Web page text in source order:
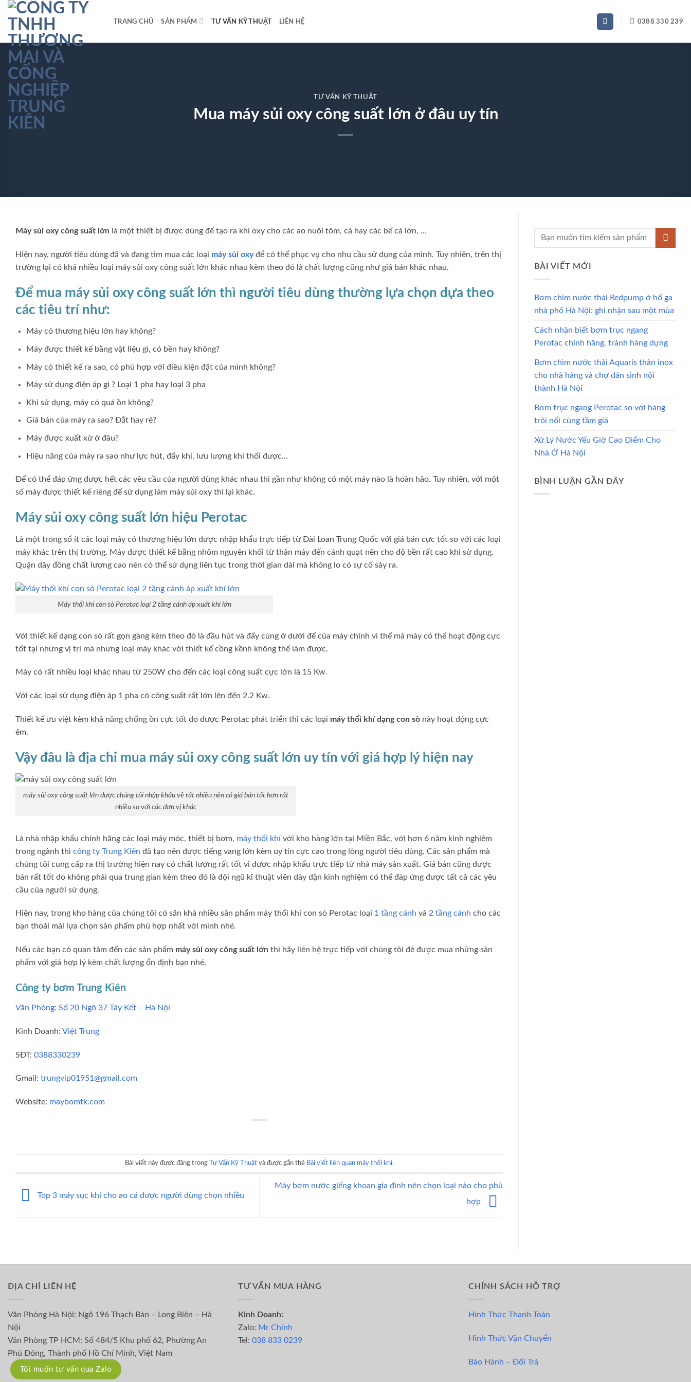
Bỏ
qua
dung
TRANG CHỦ SẢN PHẨM TƯ VẤN KỸ THUẬT LIÊN HỆ 0388 330 239
TƯ VẤN KỸ THUẬT
Mua máy sủi oxy công suất lớn ở đâu uy tín
Máy sủi oxy công suất lớn là một thiết bị được dùng để tạo ra khí oxy cho các ao nuôi tôm, cá hay các bể cá lớn, …
Hiện nay, người tiêu dùng đã và đang tìm mua các loại máy sủi oxyđể có thể phục vụ cho nhu cầu sử dụng của mình. Tuy nhiên, trên thị
trường lại có khá nhiều loại máy sủi oxy công suất lớn khác nhau kèm theo đó là chất lượng cũng như giá bán khác nhau.
Để mua máy sủi oxy công suất lớn thì người tiêu dùng thường lựa chọn dựa theo
các tiêu trí như:
Máy có thương hiệu lớn hay không?
Máy được thiết kế bằng vật liệu gì, có bền hay không?
Máy có thiết kế ra sao, có phù hợp với điều kiện đặt của mình không?
Máy sử dụng điện áp gì ? Loại 1 pha hay loại 3 pha
Khi sử dụng, máy có quá ồn không?
Giá bán của máy ra sao? Đắt hay rẻ?
Máy được xuất xử ở đâu?
Hiệu năng của máy ra sao như lực hút, đẩy khí, lưu lượng khí thổi được…
Để có thể đáp ứng được hết các yêu cầu của người dùng khác nhau thì gần như không có một máy nào là hoàn hảo. Tuy nhiên, với một
số máy được thiết kế riêng để sử dụng làm máy sủi oxy thì lại khác.
Máy sủi oxy công suất lớn hiệu Perotac
Là một trong số ít các loại máy có thương hiệu lớn được nhập khẩu trực tiếp từ Đài Loan Trung Quốc với giá bán cực tốt so với các loại
máy khác trên thị trường. Máy được thiết kế bằng nhôm nguyên khối từ thân máy đến cánh quạt nên cho độ bền rất cao khi sử dụng.
Quận dây đồng chất lượng cao nên có thể sử dụng liên tục trong thời gian dài mà không lo có sự cố sảy ra.
Máy thổi khí con sò Perotac loại 2 tầng cánh áp xuất khí lớn
Với thiết kế dạng con sò rất gọn gàng kèm theo đó là đầu hút và đẩy cùng ở dưới đế của máy chính vì thế mà máy có thể hoạt động cực
tốt tại những vị trí mà những loại máy khác với thiết kế cồng kềnh không thể làm được.
Máy có rất nhiều loại khác nhau từ 250W cho đến các loại công suất cực lớn là 15 Kw.
Với các loại sử dụng điện áp 1 pha có công suất rất lớn lên đến 2.2 Kw.
Thiết kế ưu việt kèm khả năng chống ồn cực tốt do được Perotac phát triển thì các loại máy thổi khí dạng con sò này hoạt động cực
êm.
Vậy đâu là địa chỉ mua máy sủi oxy công suất lớn uy tín với giá hợp lý hiện nay
máy sủi oxy công suất lớn được chúng tôi nhập khẩu về rất nhiều nên có giá bán tốt hơn rất
nhiều so với các đơn vị khác
Là nhà nhập khẩu chính hãng các loại máy móc, thiết bị bơm, máy thổi khí với kho hàng lớn tại Miền Bắc, với hơn 6 năm kinh nghiêm
trong ngành thì công ty Trung Kiên đã tạo nên được tiếng vang lớn kèm uy tín cực cao trong lòng người tiêu dùng. Các sản phẩm mà
chúng tôi cung cấp ra thị trường hiện nay có chất lượng rất tốt vì được nhập khẩu trực tiếp từ nhà máy sản xuất. Giá bán cũng được
bán rất tốt do không phải qua trung gian kèm theo đó là đội ngũ kĩ thuật viên dày dặn kinh nghiệm có thể đáp ứng được tất cả các yêu
cầu của người sử dụng.
Hiện nay, trong kho hàng của chúng tôi có sãn khá nhiều sản phẩm máy thổi khí con sò Perotac loại 1 tầng cánh và 2 tầng cánh cho các
bạn thoải mái lựa chọn sản phẩm phù hợp nhất với mình nhé.
Nếu các bạn có quan tâm đến các sản phẩm máy sủi oxy công suất lớn thì hãy liên hệ trực tiếp với chúng tôi đẻ được mua những sản
phẩm với giá hợp lý kèm chất lượng ổn định bạn nhé.
Công ty bơm Trung Kiên
Văn Phòng: Số 20 Ngõ 37 Tây Kết – Hà Nội
Kinh Doanh: Việt Trung
SĐT: 0388330239
Gmail: trungvip01951@gmail.com
Website: maybomtk.com
Bài viết này được đăng trong Tư Vấn Kỹ Thuậtvà được gắn thẻ Bài viết liên quan máy thổi khí.
Top 3 máy sục khí cho ao cá được người dùng chọn nhiều
Máy bơm nước giếng khoan gia đình nên chọn loại nào cho phù
hợp
BÀI VIẾT MỚI
Bơm chìm nước thải Redpump ở hố ga
nhà phố Hà Nội: ghi nhận sau một mùa
Cách nhận biết bơm trục ngang
Perotac chính hãng, tránh hàng dựng
Bơm chìm nước thải Aquaris thân inox
cho nhà hàng và chợ dân sinh nội
thành Hà Nội
Bơm trục ngang Perotac so với hàng
trôi nổi cùng tầm giá
Xử Lý Nước Yếu Giờ Cao Điểm Cho
Nhà Ở Hà Nội
BÌNH LUẬN GẦN ĐÂY
ĐỊA CHỈ LIÊN HỆ
Văn Phòng Hà Nội: Ngõ 196 Thạch Bàn – Long Biên – Hà
Nội
Văn Phòng TP HCM: Số 484/5 Khu phố 62, Phường An
Phú Đông, Thành phố Hồ Chí Minh, Việt Nam
TƯ VẤN MUA HÀNG
Kinh Doanh:
Zalo: Mr Chính
Tel: 038 833 0239
CHÍNH SÁCH HỖ TRỢ
Hình Thức Thanh Toán
Hình Thức Vận Chuyển
Bảo Hành – Đổi Trả
Tôi muốn tư vấn qua Zalo